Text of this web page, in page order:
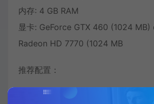
内存: 4 GB RAM
显卡: GeForce GTX 460 (1024 MB)
Radeon HD 7770 (1024 MB
推荐配置：
需要64位处理器和操作系统